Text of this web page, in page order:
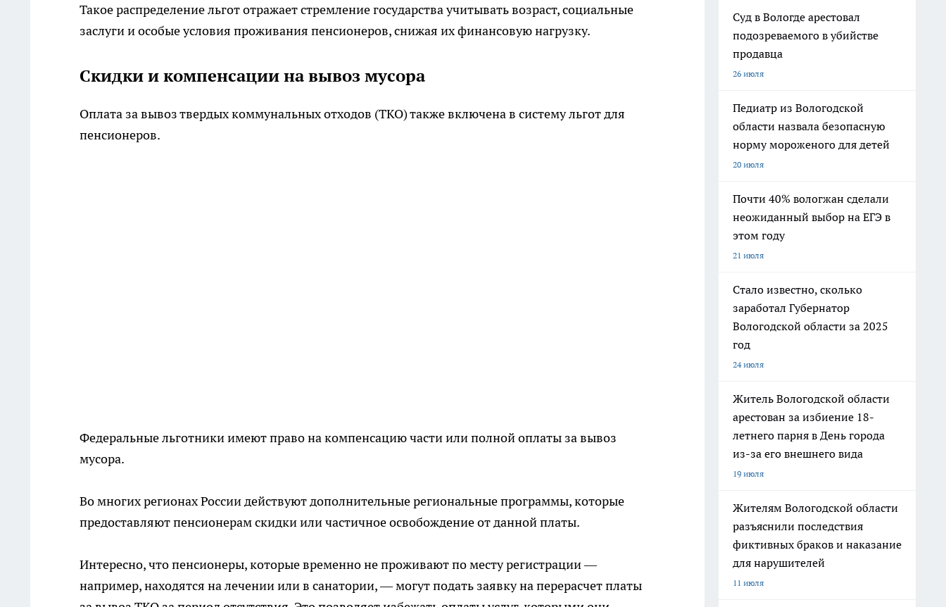
Такое распределение льгот отражает стремление государства учитывать возраст, социальные
заслуги и особые условия проживания пенсионеров, снижая их финансовую нагрузку.
Скидки и компенсации на вывоз мусора
Оплата за вывоз твердых коммунальных отходов (ТКО) также включена в систему льгот для
пенсионеров.
Федеральные льготники имеют право на компенсацию части или полной оплаты за вывоз
мусора.
Во многих регионах России действуют дополнительные региональные программы, которые
предоставляют пенсионерам скидки или частичное освобождение от данной платы.
Интересно, что пенсионеры, которые временно не проживают по месту регистрации —
например, находятся на лечении или в санатории, — могут подать заявку на перерасчет платы
Суд в Вологде арестовал
подозреваемого в убийстве
продавца
26 июля
Педиатр из Вологодской
области назвала безопасную
норму мороженого для детей
20 июля
Почти 40% вологжан сделали
неожиданный выбор на ЕГЭ в
этом году
21 июля
Стало известно, сколько
заработал Губернатор
Вологодской области за 2025
год
24 июля
Житель Вологодской области
арестован за избиение 18-
летнего парня в День города
из-за его внешнего вида
19 июля
Жителям Вологодской области
разъяснили последствия
фиктивных браков и наказание
для нарушителей
11 июля